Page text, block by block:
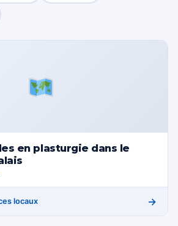
en plasturgie dans le
locaux →